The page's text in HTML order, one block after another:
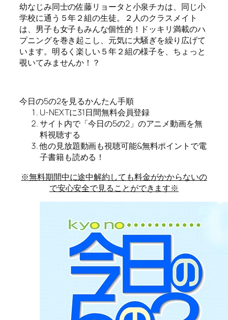
幼なじみ同士の佐藤リョータと小泉チカは、同じ小
学校に通う５年２組の生徒。２人のクラスメイト
は、男子も女子もみんな個性的！ドッキリ満載のハ
プニングを巻き起こし、元気に大騒ぎを繰り広げて
います。明るく楽しい５年２組の様子を、ちょっと
覗いてみませんか！？
今日の5の2を見るかんたん手順
U-NEXTに31日間無料会員登録
サイト内で「今日の5の2」のアニメ動画を無
料視聴する
他の見放題動画も視聴可能&無料ポイントで電
子書籍も読める！
※無料期間中に途中解約しても料金がかからないの
で安心安全で見ることができます※